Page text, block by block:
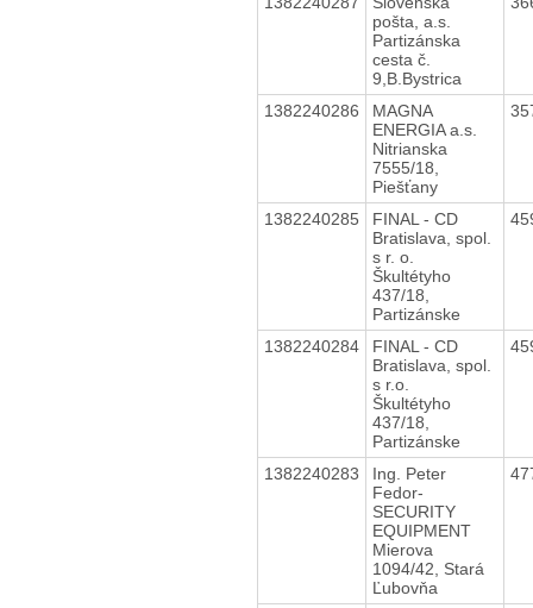
pošta, a.s.
Partizánska
cesta č.
9,B.Bystrica
1382240286
MAGNA
ENERGIA a.s.
Nitrianska
7555/18,
Piešťany
1382240285
FINAL - CD
Bratislava, spol.
s r. o.
Škultétyho
437/18,
Partizánske
1382240284
FINAL - CD
Bratislava, spol.
s r.o.
Škultétyho
437/18,
Partizánske
1382240283
Ing. Peter
Fedor-
SECURITY
EQUIPMENT
Mierova
1094/42, Stará
Ľubovňa